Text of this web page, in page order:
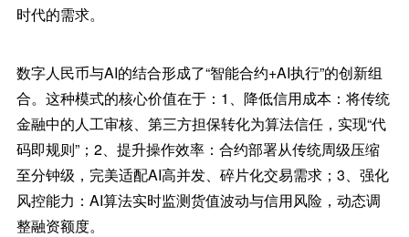
时代的需求。
数字人民币与AI的结合形成了“智能合约+AI执行”的创新组
合。这种模式的核心价值在于：1、降低信用成本：将传统
金融中的人工审核、第三方担保转化为算法信任，实现“代
码即规则”；2、提升操作效率：合约部署从传统周级压缩
至分钟级，完美适配AI高并发、碎片化交易需求；3、强化
风控能力：AI算法实时监测货值波动与信用风险，动态调
整融资额度。